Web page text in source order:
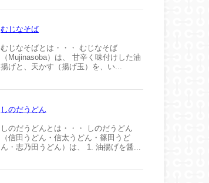
むじなそば
むじなそばとは・・・ むじなそば
（Mujinasoba）は、 甘辛く味付けした油
揚げと、天かす（揚げ玉）を、い...
しのだうどん
しのだうどんとは・・・ しのだうどん
（信田うどん・信太うどん・篠田うど
ん・志乃田うどん）は、 1. 油揚げを醤...